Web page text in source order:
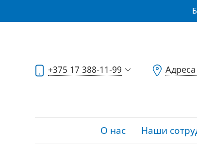
+375 17 388-11-99
О нас Наши